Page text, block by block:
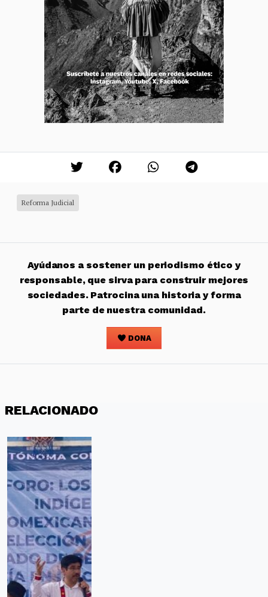
Reforma Judicial
Ayúdanos a sostener un periodismo ético y
responsable, que sirva para construir mejores
sociedades. Patrocina una historia y forma
parte de nuestra comunidad.
DONA
RELACIONADO